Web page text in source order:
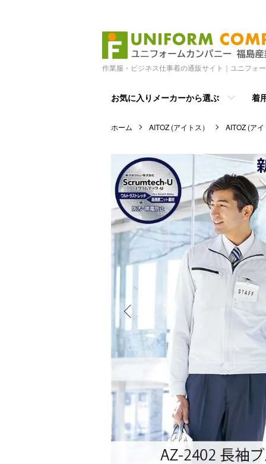
作業服・ビジネス仕事着の通販サイト｜ユニフォ
お気に入りメーカーから選ぶ 着
ホーム AITOZ (アイトス） AITOZ (ア